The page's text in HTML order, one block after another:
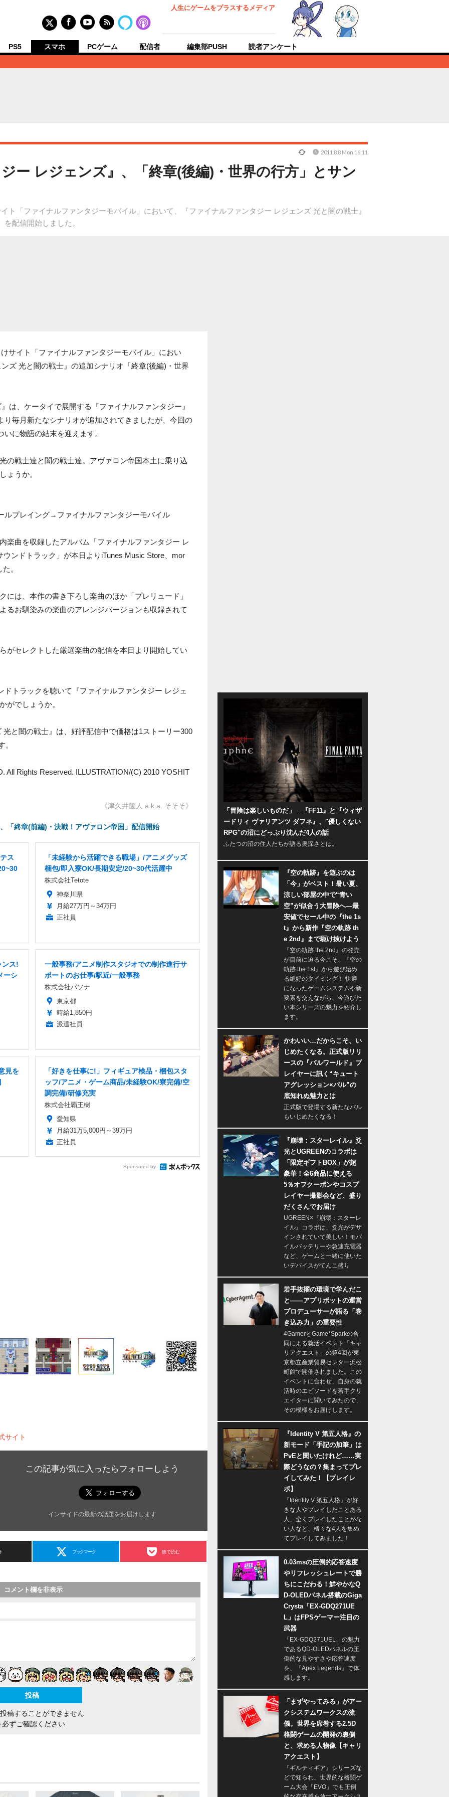
人生にゲームをプラスするメディア
PS5 スマホ PCゲーム 配信者 編集部PUSH 読者アンケート
ー レジェンズ』、「終章(後編)・世界の行方」とサン
ト「ファイナルファンタジーモバイル」において、『ファイナルファンタジー レジェンズ 光と闇の戦士』
配信開始しました。
2011.8.8 Mon 16:11
サイト「ファイナルファンタジーモバイル」におい
ズ 光と闇の戦士』の追加シナリオ「終章(後編)・世界
は、ケータイで展開する『ファイナルファンタジー』
り毎月新たなシナリオが追加されてきましたが、今回の
に物語の結末を迎えます。
の戦士達と闇の戦士達。アヴァロン帝国本土に乗り込
ょうか。
プレイング→ファイナルファンタジーモバイル
楽曲を収録したアルバム「ファイナルファンタジー レ
ンドトラック」が本日よりiTunes Music Store、mor
。
には、本作の書き下ろし楽曲のほか「プレリュード」
るお馴染みの楽曲のアレンジバージョンも収録されて
がセレクトした厳選楽曲の配信を本日より開始してい
トラックを聴いて『ファイナルファンタジー レジェ
がでしょうか。
と闇の戦士』は、好評配信中で価格は1ストーリー300
。
All Rights Reserved. ILLUSTRATION/(C) 2010 YOSHIT
《津久井箇人 a.k.a. そそそ》
「終章(前編)・決戦！アヴァロン帝国」配信開始
ス
「未経験から活躍できる職場」/アニメグッズ
梱包/即入寮OK/長期安定/20~30代活躍中
株式会社Tetote
神奈川県
月給27万円～34万円
正社員
ンス!
ーシ
一般事務/アニメ制作スタジオでの制作進行サ
ポートのお仕事/駅近/一般事務
株式会社パソナ
東京都
時給1,850円
派遣社員
見を
「好きを仕事に!」フィギュア検品・梱包スタ
ッフ/アニメ・ゲーム商品/未経験OK/寮完備/空
調完備/研修充実
株式会社覇王樹
愛知県
月給31万5,000円～39万円
正社員
Sponsored by
サイト
この記事が気に入ったらフォローしよう
インサイドの最新の話題をお届けします
ブックマーク 後で読む
コメント欄を非表示
稿することができません
必ずご確認ください
「冒険は楽しいものだ」 ─『FF11』と『ウィザ
ードリィ ヴァリアンツ ダフネ』、"優しくない
RPG"の沼にどっぷり沈んだ4人の話
ふたつの沼の住人たちが語る奥深さとは。
『空の軌跡』を遊ぶのは
「今」がベスト！暑い夏、
涼しい部屋の中で“青い
空”が似合う大冒険へ―最
安値でセール中の『the 1s
t』から新作『空の軌跡 th
e 2nd』まで駆け抜けよう
『空の軌跡 the 2nd』の発売
が目前に迫る今こそ、『空の
軌跡 the 1st』から遊び始め
る絶好のタイミング！ 快適
になったゲームシステムや新
要素を交えながら、今遊びた
い本シリーズの魅力を紹介し
ます。
かわいい…だからこそ、い
じめたくなる。正式版リリ
ースの『パルワールド』プ
レイヤーに訊く“キュート
アグレッション×パル”の
底知れぬ魅力とは
正式版で登場する新たなパル
もいじめたくなる！
『崩壊：スターレイル』爻
光とUGREENのコラボは
「限定ギフトBOX」が超
豪華！全6商品に使える
5％オフクーポンやコスプ
レイヤー撮影会など、盛り
だくさんでお届け
UGREEN×『崩壊：スターレ
イル』コラボは、爻光がデザ
インされていて美しい！モバ
イルバッテリーや急速充電器
など、ゲームと一緒に使いた
いデバイスがてんこ盛り
若手抜擢の環境で学んだこ
と――アプリボットの運営
プロデューサーが語る「巻
き込み力」の重要性
4GamerとGame*Sparkの合
同による就活イベント「キャ
リアクエスト」の第4回が東
京都立産業貿易センター浜松
町館で開催されました。この
イベントに合わせ、自身の就
活時のエピソードを若手クリ
エイターに聞いてみたので、
その模様をお届けします。
『Identity V 第五人格』の
新モード「手記の加筆」は
PvEと聞いたけれど……実
際どうなの？集まってプレ
イしてみた！【プレイレ
ポ】
『Identity V 第五人格』が好
きな人やプレイしたことある
人、全くプレイしたことがな
い人など、様々な4人を集め
てプレイしてみました！
0.03msの圧倒的応答速度
やリフレッシュレートで勝
ちにこだわる！鮮やかなQ
D-OLEDパネル搭載のGiga
Crysta「EX-GDQ271UE
L」はFPSゲーマー注目の
武器
「EX-GDQ271UEL」の魅力
であるQD-OLEDパネルの圧
倒的な見やすさや応答速度
を、『Apex Legends』で体
感します。
「まずやってみる」がアー
クシステムワークスの流
儀。世界を席巻する2.5D
格闘ゲームの開発の裏側
と、求める人物像【キャリ
アクエスト】
『ギルティギア』シリーズな
どで知られ、世界的な格闘ゲ
ーム大会「EVO」でも圧倒